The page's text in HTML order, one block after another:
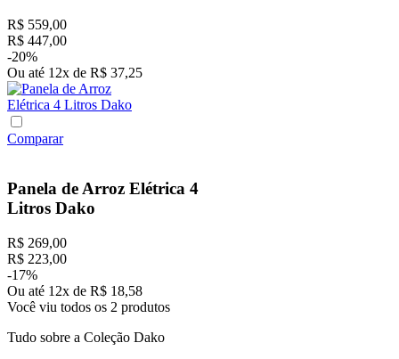
R$ 559,00
R$ 447,00
-20%
Ou até 12x de R$ 37,25
Comparar
Panela de Arroz Elétrica 4
Litros Dako
R$ 269,00
R$ 223,00
-17%
Ou até 12x de R$ 18,58
Você viu todos os 2 produtos
Tudo sobre a Coleção Dako